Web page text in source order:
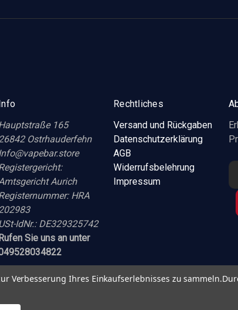
165
Ostrhauderfehn
Aurich
HRA
USt-IdNr.: DE329325742
Rufen Sie uns an unter
Rechtliches
Versand und Rückgaben
Datenschutzerklärung
AGB
Widerrufsbelehrung
Impressum
E
M
A
d
Verbesserung Ihres Einkaufserlebnisses zu sammeln.